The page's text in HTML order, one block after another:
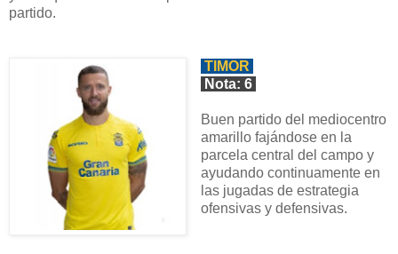
partido.
TIMOR
Nota: 6
Buen partido del mediocentro
amarillo fajándose en la
parcela central del campo y
ayudando continuamente en
las jugadas de estrategia
ofensivas y defensivas.